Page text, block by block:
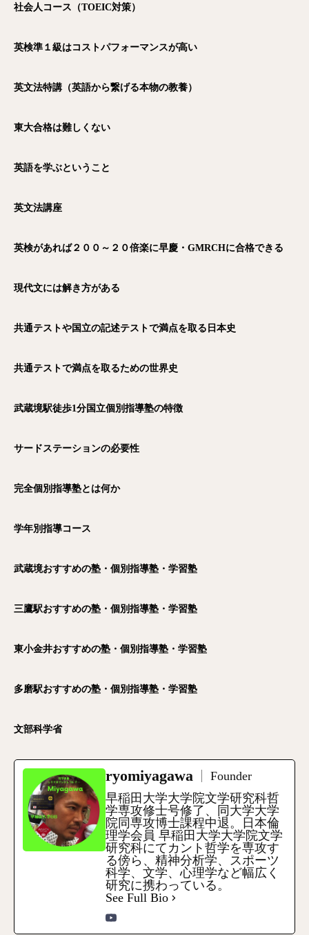
社会人コース（TOEIC対策）
英検準１級はコストパフォーマンスが高い
英文法特講（英語から繋げる本物の教養）
東大合格は難しくない
英語を学ぶということ
英文法講座
英検があれば２００～２０倍楽に早慶・GMRCHに合格できる
現代文には解き方がある
共通テストや国立の記述テストで満点を取る日本史
共通テストで満点を取るための世界史
武蔵境駅徒歩1分国立個別指導塾の特徴
サードステーションの必要性
完全個別指導塾とは何か
学年別指導コース
武蔵境おすすめの塾・個別指導塾・学習塾
三鷹駅おすすめの塾・個別指導塾・学習塾
東小金井おすすめの塾・個別指導塾・学習塾
多磨駅おすすめの塾・個別指導塾・学習塾
文部科学省
ryomiyagawa
Founder
早稲田大学大学院文学研究科哲
学専攻修士号修了、同大学大学
院同専攻博士課程中退。日本倫
理学会員 早稲田大学大学院文学
研究科にてカント哲学を専攻す
る傍ら、精神分析学、スポーツ
科学、文学、心理学など幅広く
研究に携わっている。
See Full Bio